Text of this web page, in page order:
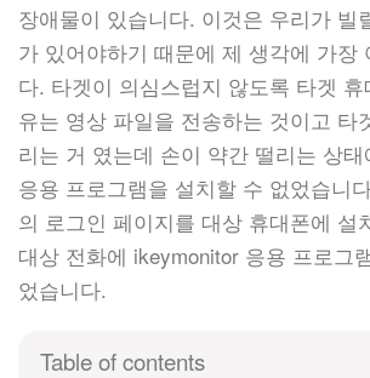
장애물이 있습니다. 이것은 우리가 빌
가 있어야하기 때문에 제 생각에 가장
다. 타겟이 의심스럽지 않도록 타겟
유는 영상 파일을 전송하는 것이고 타
리는 거 였는데 손이 약간 떨리는 상
응용 프로그램을 설치할 수 없었습니
의 로그인 페이지를 대상 휴대폰에 설
대상 전화에 ikeymonitor 응용 프로그
었습니다.
Table of contents